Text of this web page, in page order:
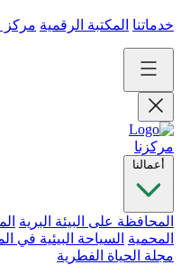
خدماتنا المكتبة الرقمية مركز
مركزنا
أعمالنا
المحافظة على البيئة البرية
المحمية السياحة البيئية في
مجلة الحياة الفطرية